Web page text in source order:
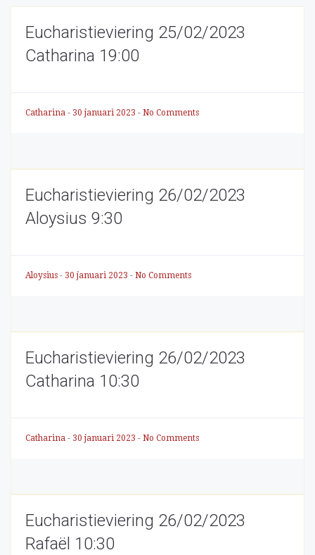
Eucharistieviering 25/02/2023
Catharina 19:00
Catharina - 30 januari 2023 - No Comments
Eucharistieviering 26/02/2023
Aloysius 9:30
Aloysius - 30 januari 2023 - No Comments
Eucharistieviering 26/02/2023
Catharina 10:30
Catharina - 30 januari 2023 - No Comments
Eucharistieviering 26/02/2023
Rafaël 10:30